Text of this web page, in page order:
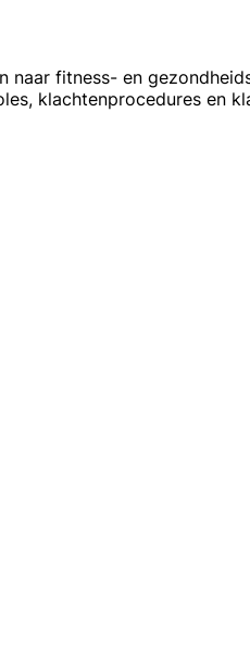
fitness- en
klachtenprocedures en